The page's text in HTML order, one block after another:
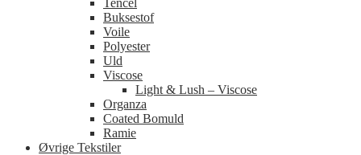
Buksestof
Voile
Polyester
Uld
Viscose
Light & Lush – Viscose
Organza
Coated Bomuld
Ramie
Øvrige Tekstiler